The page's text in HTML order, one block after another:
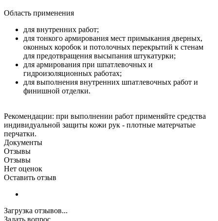
Область применения
для внутренних работ;
для тонкого армирования мест примыкания дверных,
оконных коробок и потолочных перекрытий к стенам
для предотвращения высыпания штукатурки;
для армирования при шпатлевочных и
гидроизоляционных работах;
для выполнения внутренних шпатлевочных работ и
финишной отделки.
Рекомендации: при выполнении работ применяйте средства
индивидуальной защиты кожи рук - плотные матерчатые
перчатки.
Документы
Отзывы
Отзывы
Нет оценок
Оставить отзыв
Загрузка отзывов...
Задать вопрос